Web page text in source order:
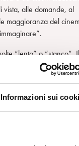
Informazioni sui
vista, alle domande, al
maggioranza del
“lento” o “stanco”.
alla
da parte dello
Nei film e nelle
gli accadimenti si
precipitazione di
pensate, che lo
Nella società